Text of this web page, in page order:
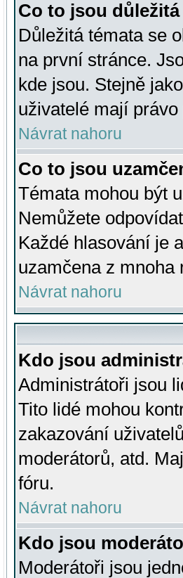
Co to jsou
Důležitá témata se
na první stránce.
kde jsou. Stejně
uživatelé mají
Návrat nahoru
Co to jsou
Témata mohou být
Nemůžete
Každé hlasování je
uzamčena z mnoha
Návrat nahoru
Kdo jsou
Administrátoři jsou
Tito lidé mohou
zakazování
moderátorů, atd.
fóru.
Návrat nahoru
Kdo jsou
Moderátoři jsou